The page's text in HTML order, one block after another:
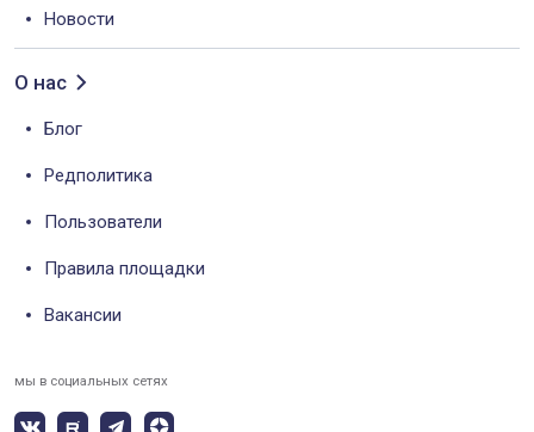
Новости
О нас
Блог
Редполитика
Пользователи
Правила площадки
Вакансии
мы в социальных сетях